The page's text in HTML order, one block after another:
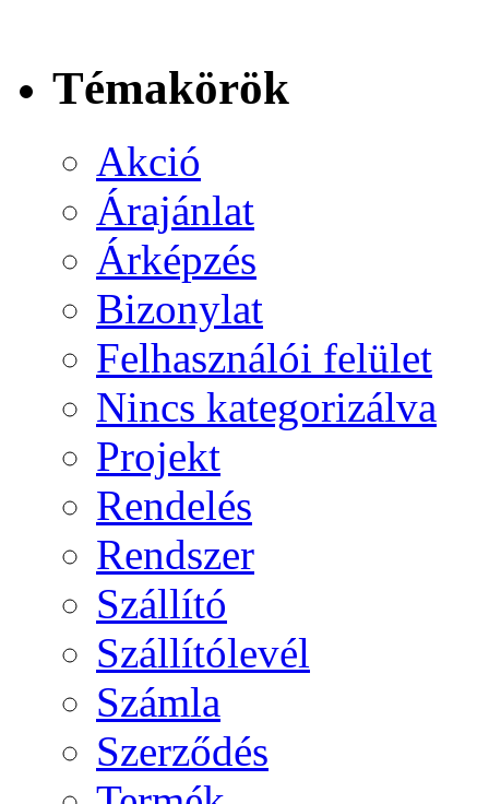
Témakörök
Akció
Árajánlat
Árképzés
Bizonylat
Felhasználói felület
Nincs kategorizálva
Projekt
Rendelés
Rendszer
Szállító
Szállítólevél
Számla
Szerződés